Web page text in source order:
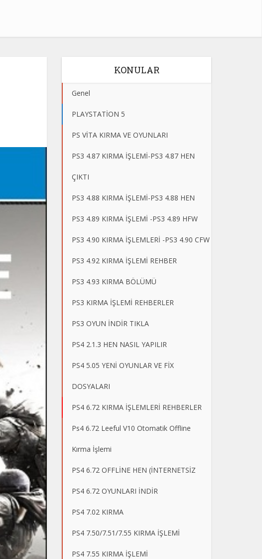
KONULAR
Genel
PLAYSTATİON 5
PS VİTA KIRMA VE OYUNLARI
PS3 4.87 KIRMA İŞLEMİ-PS3 4.87 HEN
ÇIKTI
PS3 4.88 KIRMA İŞLEMİ-PS3 4.88 HEN
PS3 4.89 KIRMA İŞLEMİ -PS3 4.89 HFW
PS3 4.90 KIRMA İŞLEMLERİ -PS3 4.90 CFW
PS3 4.92 KIRMA İŞLEMİ REHBER
PS3 4.93 KIRMA BÖLÜMÜ
PS3 KIRMA İŞLEMİ REHBERLER
PS3 OYUN İNDİR TIKLA
PS4 2.1.3 HEN NASIL YAPILIR
PS4 5.05 YENİ OYUNLAR VE FİX
DOSYALARI
PS4 6.72 KIRMA İŞLEMLERİ REHBERLER
Ps4 6.72 Leeful V10 Otomatik Offline
Kırma İşlemi
PS4 6.72 OFFLİNE HEN (İNTERNETSİZ
PS4 6.72 OYUNLARI İNDİR
PS4 7.02 KIRMA
PS4 7.50/7.51/7.55 KIRMA İŞLEMİ
PS4 7.55 KIRMA İŞLEMİ